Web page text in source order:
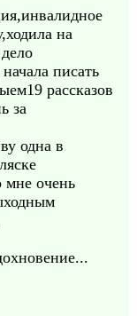
на
писать
рассказов
за
одна в
мне очень